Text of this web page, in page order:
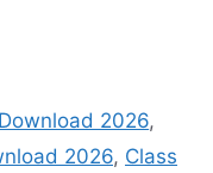
2026,
2026, Class